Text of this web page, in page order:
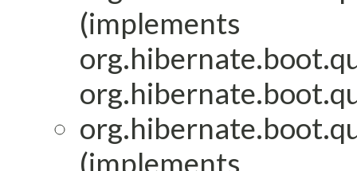
(implements
(implements